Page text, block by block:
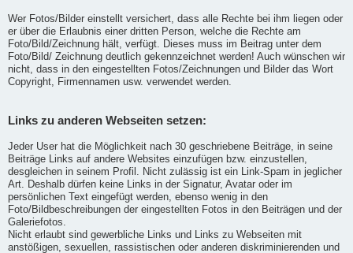
Wer Fotos/Bilder einstellt versichert, dass alle Rechte bei ihm liegen oder
er über die Erlaubnis einer dritten Person, welche die Rechte am
Foto/Bild/Zeichnung hält, verfügt. Dieses muss im Beitrag unter dem
Foto/Bild/ Zeichnung deutlich gekennzeichnet werden! Auch wünschen wir
nicht, dass in den eingestellten Fotos/Zeichnungen und Bilder das Wort
Copyright, Firmennamen usw. verwendet werden.
Links zu anderen Webseiten setzen:
Jeder User hat die Möglichkeit nach 30 geschriebene Beiträge, in seine
Beiträge Links auf andere Websites einzufügen bzw. einzustellen,
desgleichen in seinem Profil. Nicht zulässig ist ein Link-Spam in jeglicher
Art. Deshalb dürfen keine Links in der Signatur, Avatar oder im
persönlichen Text eingefügt werden, ebenso wenig in den
Foto/Bildbeschreibungen der eingestellten Fotos in den Beiträgen und der
Galeriefotos.
Nicht erlaubt sind gewerbliche Links und Links zu Webseiten mit
anstößigen, sexuellen, rassistischen oder anderen diskriminierenden und